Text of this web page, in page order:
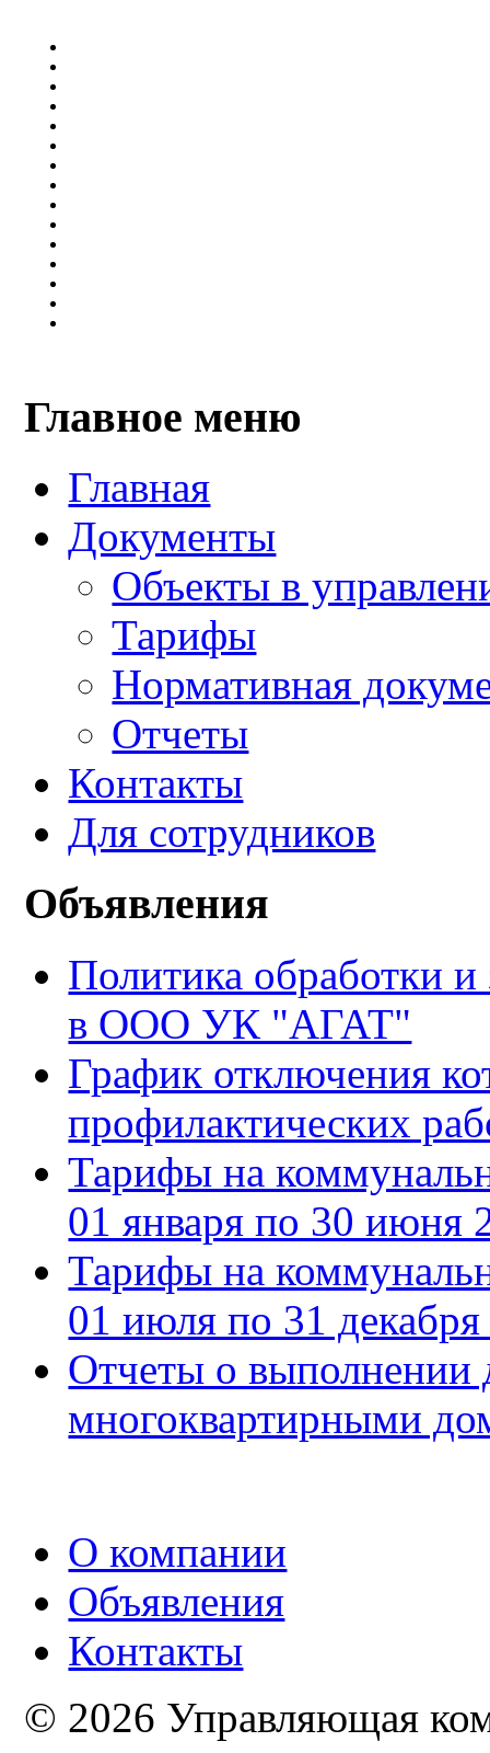
Главное меню
Главная
Документы
Объекты в
Тарифы
Нормативная
Отчеты
Контакты
Для сотрудников
Объявления
Политика обработки
в ООО УК "АГАТ"
График отключения
профилактических
Тарифы на
01 января по 30 июня
Тарифы на
01 июля по 31 декабря
Отчеты о выполнении
многоквартирными
О компании
Объявления
Контакты
© 2026 Управляющая